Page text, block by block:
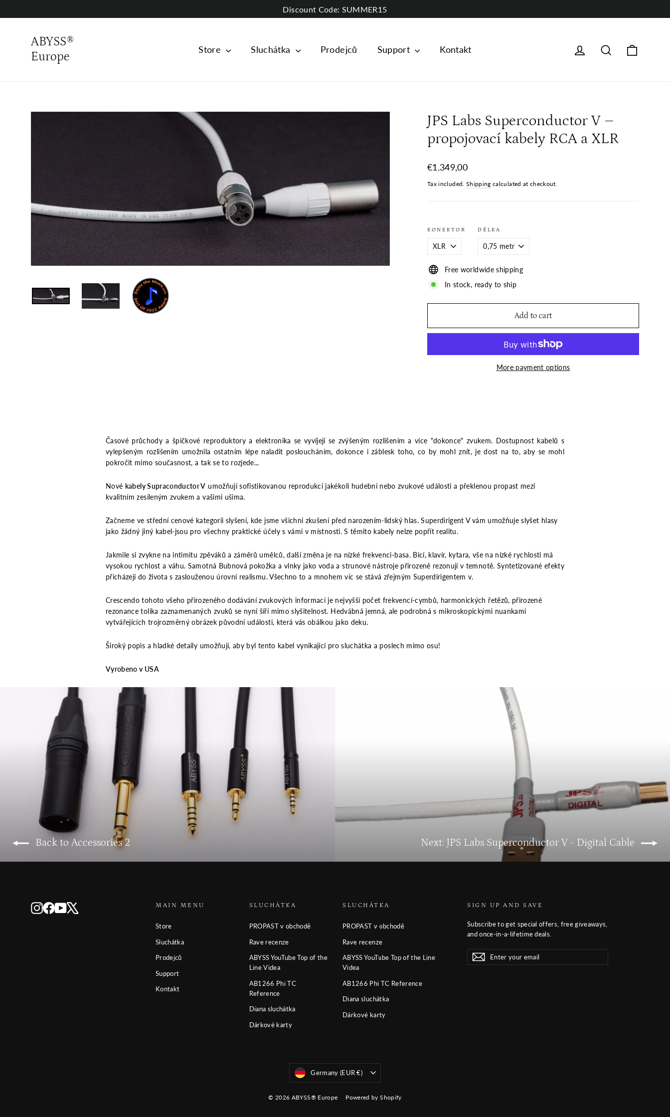
Discount Code: SUMMER15
ABYSS®
Europe
Store Sluchátka Prodejců Support Kontakt Přihlásit se
Hledat
JPS Labs Superconductor V –
propojovací kabely RCA a XLR
Regular
€1.349,00
Tax included. Shipping calculated at checkout.
KONEKTOR DÉLKA
Free worldwide shipping
In stock, ready to ship
Add to cart
More payment options
Časové průchody a špičkové reproduktory a elektronika se vyvíjejí se zvýšeným rozlišením a více "dokonce" zvukem. Dostupnost kabelů s
vylepšeným rozlišením umožnila ostatním lépe naladit posloucháním, dokonce i záblesk toho, co by mohl znít, je dost na to, aby se mohl
pokročit mimo současnost, a tak se to rozjede...
Nové kabely Supraconductor V umožňují sofistikovanou reprodukci jakékoli hudební nebo zvukové události a překlenou propast mezi
kvalitním zesíleným zvukem a vašimi ušima.
Začneme ve střední cenové kategorii slyšení, kde jsme všichni zkušení před narozením-lidský hlas. Superdirigent V vám umožňuje slyšet hlasy
jako žádný jiný kabel-jsou pro všechny praktické účely s vámi v místnosti. S těmito kabely nelze popřít realitu.
Jakmile si zvykne na intimitu zpěváků a záměrů umělců, další změna je na nízké frekvenci-basa. Bicí, klavír, kytara, vše na nízké rychlosti má
vysokou rychlost a váhu. Samotná Bubnová pokožka a vlnky jako voda a strunové nástroje přirozeně rezonují v temnotě. Syntetizované efekty
přicházejí do života s zaslouženou úrovní realismu. Všechno to a mnohem víc se stává zřejmým Superdirigentem v.
Crescendo tohoto všeho přirozeného dodávání zvukových informací je nejvyšší počet frekvencí-cymbů, harmonických řetězů, přirozené
rezonance tolika zaznamenaných zvuků se nyní šíří mimo slyšitelnost. Hedvábná jemná, ale podrobná s mikroskopickými nuankami
vytvářejících trojrozměrný obrázek původní události, která vás obálkou jako deku.
Široký popis a hladké detaily umožňují, aby byl tento kabel vynikající pro sluchátka a poslech mimo osu!
Vyrobeno v USA
Back to Accessories 2 Next: JPS Labs Superconductor V - Digital Cable
Instagram
Facebook
YouTube MAIN MENU
Store
Sluchátka
Prodejců
Support
Kontakt
SLUCHÁTKA
PROPAST v obchodě
Rave recenze
ABYSS YouTube Top of the
Line Videa
AB1266 Phi TC
Reference
Diana sluchátka
Dárkové karty
SLUCHÁTKA
PROPAST v obchodě
Rave recenze
ABYSS YouTube Top of the Line
Videa
AB1266 Phi TC Reference
Diana sluchátka
Dárkové karty
SIGN UP AND SAVE
Subscribe to get special offers, free giveaways,
and once-in-a-lifetime deals.
Enter
your
SubscribeSubscribe
MěnyGermany (EUR €)
© 2026 ABYSS® Europe Powered by Shopify